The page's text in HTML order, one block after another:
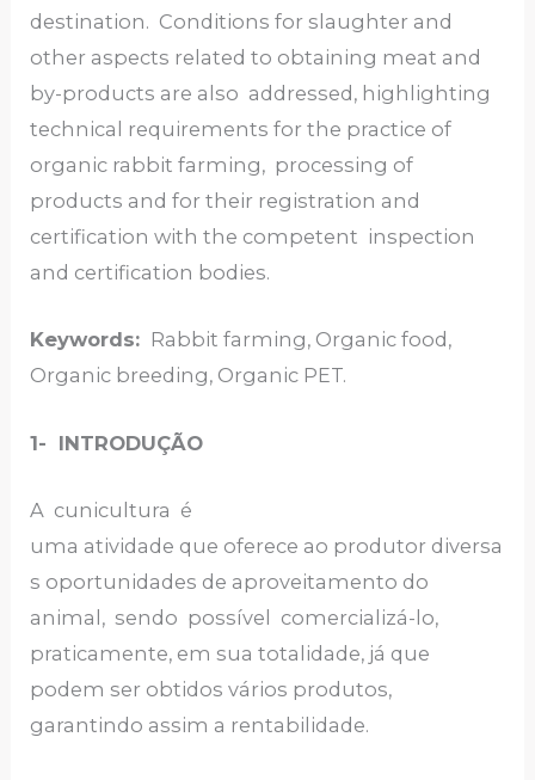
destination. Conditions for slaughter and
other aspects related to obtaining meat and
by-products are also addressed, highlighting
technical requirements for the practice of
organic rabbit farming, processing of
products and for their registration and
certification with the competent inspection
and certification bodies.
Keywords: Rabbit farming, Organic food,
Organic breeding, Organic PET.
1- INTRODUÇÃO
A cunicultura é
uma atividade que oferece ao produtor diversa
s oportunidades de aproveitamento do
animal, sendo possível comercializá-lo,
praticamente, em sua totalidade, já que
podem ser obtidos vários produtos,
garantindo assim a rentabilidade.